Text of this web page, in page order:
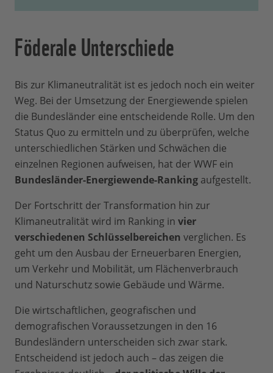
Föderale Unterschiede
Bis zur Klimaneutralität ist es jedoch noch ein weiter
Weg. Bei der Umsetzung der Energiewende spielen
die Bundesländer eine entscheidende Rolle. Um den
Status Quo zu ermitteln und zu überprüfen, welche
unterschiedlichen Stärken und Schwächen die
einzelnen Regionen aufweisen, hat der WWF ein
Bundesländer-Energiewende-Ranking aufgestellt.
Der Fortschritt der Transformation hin zur
Klimaneutralität wird im Ranking in vier
verschiedenen Schlüsselbereichen verglichen. Es
geht um den Ausbau der Erneuerbaren Energien,
um Verkehr und Mobilität, um Flächenverbrauch
und Naturschutz sowie Gebäude und Wärme.
Die wirtschaftlichen, geografischen und
demografischen Voraussetzungen in den 16
Bundesländern unterscheiden sich zwar stark.
Entscheidend ist jedoch auch – das zeigen die